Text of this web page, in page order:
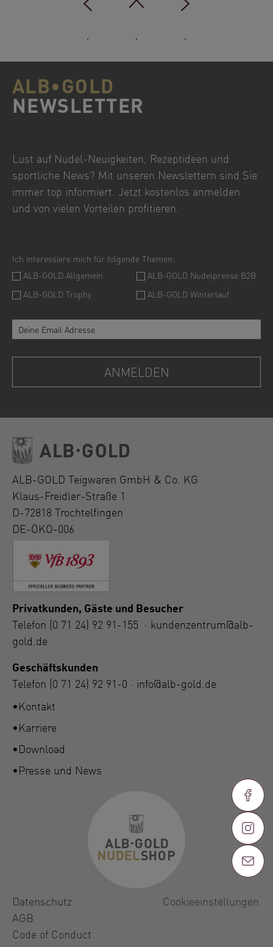
. . .
ALB•GOLD
NEWSLETTER
Lust auf Nudel-Neuigkeiten, Rezeptideen und
sportliche News? Mit unseren Newslettern sind Sie
immer top informiert. Jetzt kostenlos anmelden
und von vielen Vorteilen profitieren.
ALB-GOLD Teigwaren GmbH & Co. KG
Klaus-Freidler-Straße 1
D-72818 Trochtelfingen
DE-ÖKO-006
Privatkunden, Gäste und Besucher
Telefon
(0 71 24) 92 91-155 · kundenzentrum@alb-
gold.de
Geschäftskunden
Telefon
(0 71 24) 92 91-0 · info@alb-gold.de
Kontakt
Karriere
Download
Presse und News
Datenschutz
AGB
Code of Conduct
Cookieeinstellungen